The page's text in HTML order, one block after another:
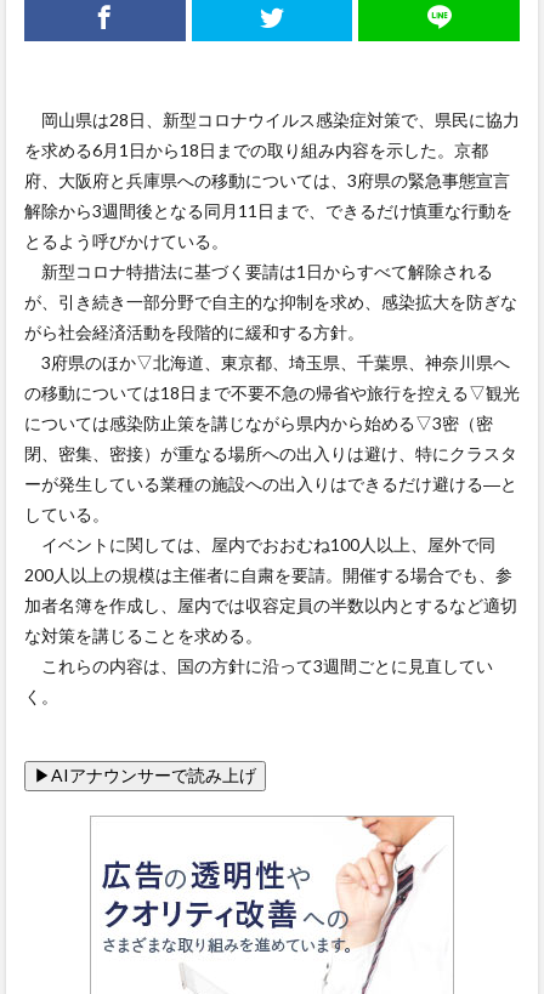
岡山県は28日、新型コロナウイルス感染症対策で、県民に協力
を求める6月1日から18日までの取り組み内容を示した。京都
府、大阪府と兵庫県への移動については、3府県の緊急事態宣言
解除から3週間後となる同月11日まで、できるだけ慎重な行動を
とるよう呼びかけている。
新型コロナ特措法に基づく要請は1日からすべて解除される
が、引き続き一部分野で自主的な抑制を求め、感染拡大を防ぎな
がら社会経済活動を段階的に緩和する方針。
3府県のほか▽北海道、東京都、埼玉県、千葉県、神奈川県へ
の移動については18日まで不要不急の帰省や旅行を控える▽観光
については感染防止策を講じながら県内から始める▽3密（密
閉、密集、密接）が重なる場所への出入りは避け、特にクラスタ
ーが発生している業種の施設への出入りはできるだけ避ける―と
している。
イベントに関しては、屋内でおおむね100人以上、屋外で同
200人以上の規模は主催者に自粛を要請。開催する場合でも、参
加者名簿を作成し、屋内では収容定員の半数以内とするなど適切
な対策を講じることを求める。
これらの内容は、国の方針に沿って3週間ごとに見直してい
く。